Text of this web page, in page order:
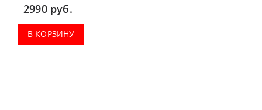
2990 руб.
В КОРЗИНУ